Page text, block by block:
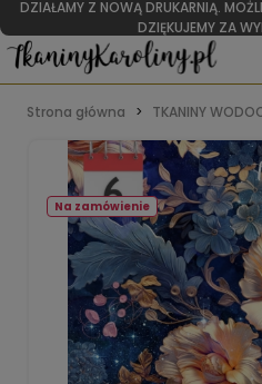
DZIAŁAMY Z NOWĄ DRUKARNIĄ.
DZIĘKUJEMY ZA
Strona główna TKANINY
Na zamówienie